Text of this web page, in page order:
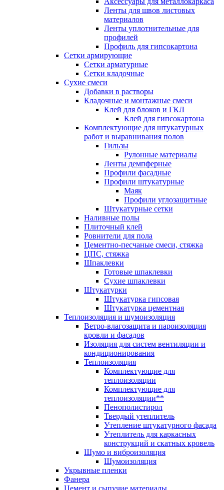
Ленты для швов листовых
материалов
Ленты уплотнительные для
профилей
Профиль для гипсокартона
Сетки армирующие
Сетки арматурные
Сетки кладочные
Сухие смеси
Добавки в растворы
Кладочные и монтажные смеси
Клей для блоков и ГКЛ
Клей для гипсокартона
Комплектующие для штукатурных
работ и выравнивания полов
Гильзы
Рулонные материалы
Ленты демпферные
Профили фасадные
Профили штукатурные
Маяк
Профили углозащитные
Штукатурные сетки
Наливные полы
Плиточный клей
Ровнители для пола
Цементно-песчаные смеси, стяжка
ЦПС, стяжка
Шпаклевки
Готовые шпаклевки
Сухие шпаклевки
Штукатурки
Штукатурка гипсовая
Штукатурка цементная
Теплоизоляция и шумоизоляция
Ветро-влагозащита и пароизоляция
кровли и фасадов
Изоляция для систем вентиляции и
кондиционирования
Теплоизоляция
Комплектующие для
теплоизоляции
Комплектующие для
теплоизоляции**
Пенополистирол
Твердый утеплитель
Утепление штукатурного фасада
Утеплитель для каркасных
конструкций и скатных кровель
Шумо и виброизоляция
Шумоизоляция
Укрывные пленки
Фанера
Цемент и сыпучие материалы